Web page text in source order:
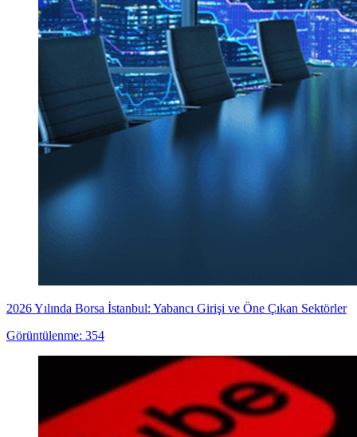
2026 Yılında Borsa İstanbul: Yabancı Girişi ve Öne Çıkan Sektörler
Görüntülenme: 354